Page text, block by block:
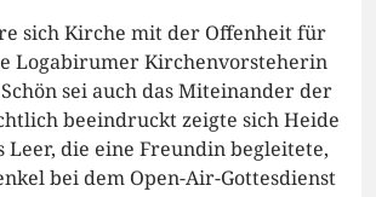
sich Kirche mit der Offenheit für
Logabirumer Kirchenvorsteherin
sei auch das Miteinander der
beeindruckt zeigte sich Heide
Leer, die eine Freundin begleitete,
bei dem Open-Air-Gottesdienst